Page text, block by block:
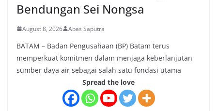
Bendungan Sei Nongsa
August 8, 2026 Abas Saputra
BATAM – Badan Pengusahaan (BP) Batam terus
memperkuat komitmen dalam menjaga keberlanjutan
sumber daya air sebagai salah satu fondasi utama
Spread the love